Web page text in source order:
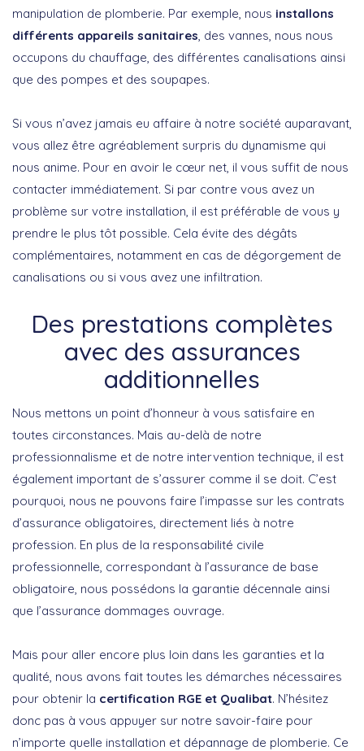
manipulation de plomberie. Par exemple, nous installons
différents appareils sanitaires , des vannes, nous nous
occupons du chauffage, des différentes canalisations ainsi
que des pompes et des soupapes.
Si vous n’avez jamais eu affaire à notre société auparavant,
vous allez être agréablement surpris du dynamisme qui
nous anime. Pour en avoir le cœur net, il vous suffit de nous
contacter immédiatement. Si par contre vous avez un
problème sur votre installation, il est préférable de vous y
prendre le plus tôt possible. Cela évite des dégâts
complémentaires, notamment en cas de dégorgement de
canalisations ou si vous avez une infiltration.
Des prestations complètes
avec des assurances
additionnelles
Nous mettons un point d’honneur à vous satisfaire en
toutes circonstances. Mais au-delà de notre
professionnalisme et de notre intervention technique, il est
également important de s’assurer comme il se doit. C’est
pourquoi, nous ne pouvons faire l’impasse sur les contrats
d’assurance obligatoires, directement liés à notre
profession. En plus de la responsabilité civile
professionnelle, correspondant à l’assurance de base
obligatoire, nous possédons la garantie décennale ainsi
que l’assurance dommages ouvrage.
Mais pour aller encore plus loin dans les garanties et la
qualité, nous avons fait toutes les démarches nécessaires
pour obtenir la certification RGE et Qualibat. N’hésitez
donc pas à vous appuyer sur notre savoir-faire pour
n’importe quelle installation et dépannage de plomberie. Ce